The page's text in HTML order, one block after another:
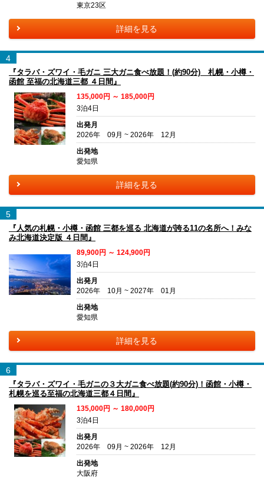
東京23区
詳細を見る
4
『タラバ・ズワイ・毛ガニ 三大ガニ食べ放題！(約90分) 札幌・小樽・
函館 至福の北海道三都 ４日間』
135,000円 ～ 185,000円
3泊4日
出発月
2026年 09月 ~ 2026年 12月
出発地
愛知県
詳細を見る
5
『人気の札幌・小樽・函館 三都を巡る 北海道が誇る11の名所へ！みな
み北海道決定版 ４日間』
89,900円 ～ 124,900円
3泊4日
出発月
2026年 10月 ~ 2027年 01月
出発地
愛知県
詳細を見る
6
『タラバ・ズワイ・毛ガニの３大ガニ食べ放題(約90分)！函館・小樽・
札幌を巡る至福の北海道三都４日間』
135,000円 ～ 180,000円
3泊4日
出発月
2026年 09月 ~ 2026年 12月
出発地
大阪府